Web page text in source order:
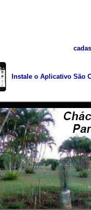
Instale o Aplicativo São